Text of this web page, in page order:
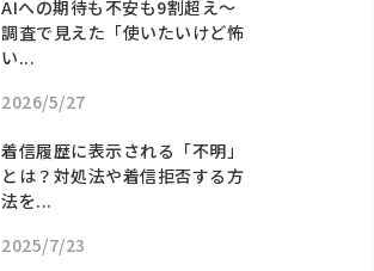
AIへの期待も不安も9割超え〜
調査で見えた「使いたいけど怖
い...
2026/5/27
着信履歴に表示される「不明」
とは？対処法や着信拒否する方
法を...
2025/7/23